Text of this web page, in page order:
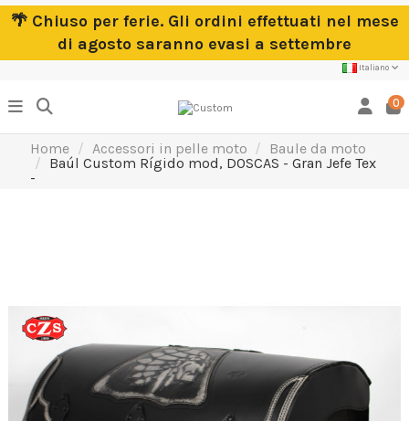
🌴 Chiuso per ferie. Gli ordini effettuati nel mese
di agosto saranno evasi a settembre
Italiano
0
Home Accessori in pelle moto
Baule da moto
Baúl Custom Rígido mod, DOSCAS - Gran Jefe Tex
-